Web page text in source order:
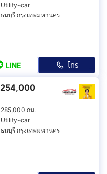
Utility-car
ธนบุรี กรุงเทพมหานคร
LINE โทร
254,000
285,000 กม.
Utility-car
ธนบุรี กรุงเทพมหานคร